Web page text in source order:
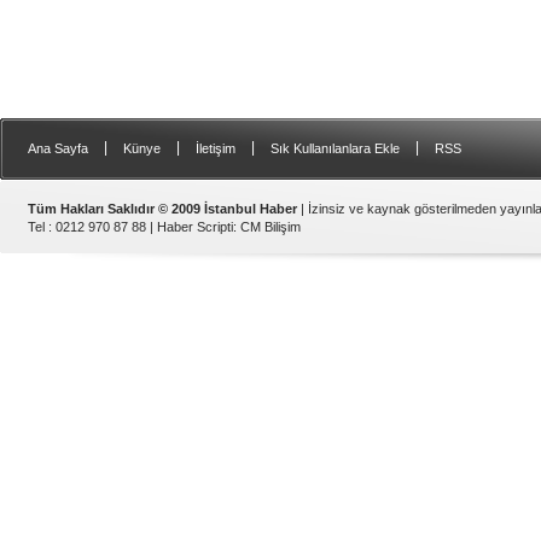
Ana Sayfa Künye İletişim Sık Kullanılanlara Ekle RSS
Tüm Hakları Saklıdır © 2009 İstanbul Haber | İzinsiz ve kaynak gösterilmeden
Tel : 0212 970 87 88 | Haber Scripti: CM Bilişim